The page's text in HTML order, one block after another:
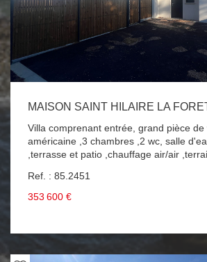
Villa comprenant entrée, grand pièce
américaine ,3 chambres ,2 wc, salle
,terrasse et patio ,chauffage air/air
SUR MER VILLA AVEC DE BELLES
SAISIR !!!
Ref. : 85.2451
353 600 €